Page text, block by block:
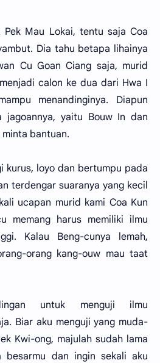
Pek Mau Lokai, tentu saja Coa
Dia tahu betapa lihainya
Cu Goan Ciang saja, murid
calon ke dua dari Hwa I
menandinginya. Diapun
jagoannya, yaitu Bouw In dan
minta bantuan.
kurus, loyo dan bertumpu pada
terdengar suaranya yang kecil
ucapan murid kami Coa Kun
memang harus memiliki ilmu
Kalau Beng-cunya lemah,
orang kang-ouw mau taat
untuk menguji ilmu
Biar aku menguji yang muda-
Kwi-ong, majulah sudah lama
besarmu dan ingin sekali aku